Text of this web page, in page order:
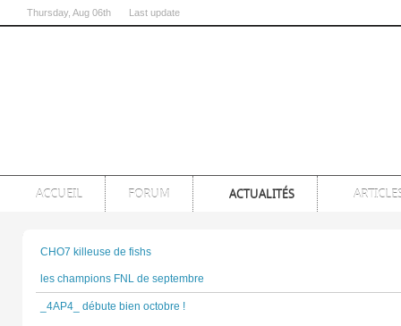
Thursday, Aug 06th Last update
ACCUEIL FORUM ACTUALITÉS
CHO7 killeuse de fishs
les champions FNL de septembre
_4AP4_ débute bien octobre !